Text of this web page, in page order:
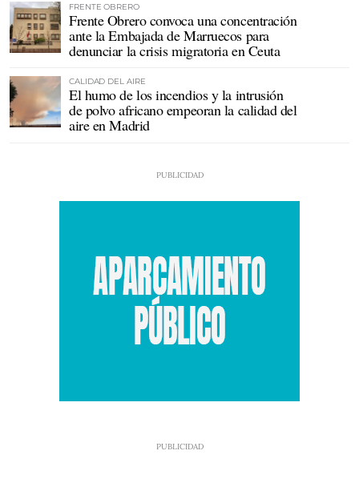
FRENTE OBRERO
Frente Obrero convoca una concentración
ante la Embajada de Marruecos para
denunciar la crisis migratoria en Ceuta
CALIDAD DEL AIRE
El humo de los incendios y la intrusión
de polvo africano empeoran la calidad del
aire en Madrid